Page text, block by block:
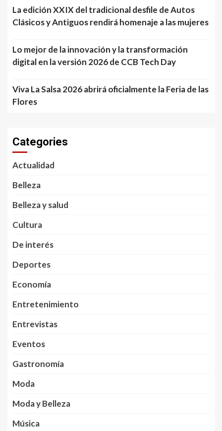
La edición XXIX del tradicional desfile de Autos
Clásicos y Antiguos rendirá homenaje a las mujeres
Lo mejor de la innovación y la transformación
digital en la versión 2026 de CCB Tech Day
Viva La Salsa 2026 abrirá oficialmente la Feria de las
Flores
Categories
Actualidad
Belleza
Belleza y salud
Cultura
De interés
Deportes
Economía
Entretenimiento
Entrevistas
Eventos
Gastronomía
Moda
Moda y Belleza
Música